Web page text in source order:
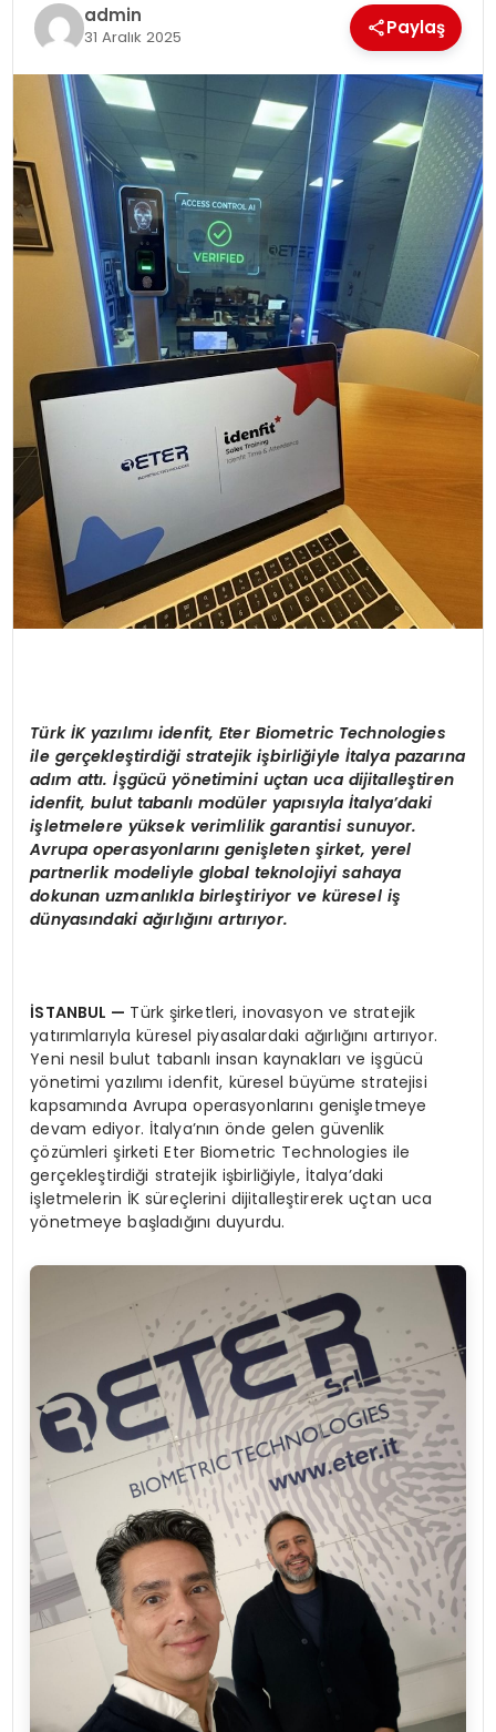
EKONOMI
admin
31 Aralık 2025 Paylaş
Türk İK yazılımıidenfit, Eter Biometric Technologies
ile gerçekleştirdiği stratejik işbirliğiyle İtalya pazarına
adım attı.İşgücüyönetimini uçtan uca dijitalleştiren
idenfit, bulut tabanlı modüler yapısıylaİtalya’daki
işletmelere yüksek verimlilik garantisi sunuyor.
Avrupa operasyonlarınıgenişleten şirket, yerel
partnerlik modeliyle global teknolojiyi sahaya
dokunan uzmanlıkla birleştiriyor ve küresel iş
dünyasındaki ağırlığınıartırıyor.
İSTANBUL — Türk şirketleri, inovasyon ve stratejik
yatırımlarıyla küresel piyasalardaki ağırlığını artırıyor.
Yeni nesil bulut tabanlı insan kaynakları ve işgücü
yönetimi yazılımı idenfit, küresel büyüme stratejisi
kapsamında Avrupa operasyonlarını genişletmeye
devam ediyor. İtalya’nın önde gelen güvenlik
çözümleri şirketi Eter Biometric Technologies ile
gerçekleştirdiği stratejik işbirliğiyle, İtalya’daki
işletmelerin İK süreçlerini dijitalleştirerek uçtan uca
yönetmeye başladığını duyurdu.